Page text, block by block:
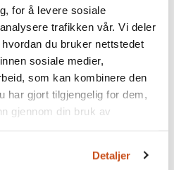
for å levere sosiale
trafikken vår. Vi deler
du bruker nettstedet
sosiale medier,
som kan kombinere den
har gjort tilgjengelig for dem,
gjennom din bruk av
Detaljer
maling
det tradisjonsrike firmaet
brenner for restaurering og